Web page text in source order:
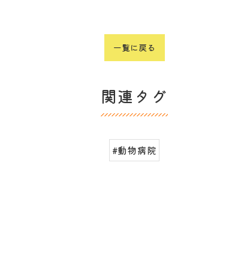
一覧に戻る
関連タグ
#動物病院